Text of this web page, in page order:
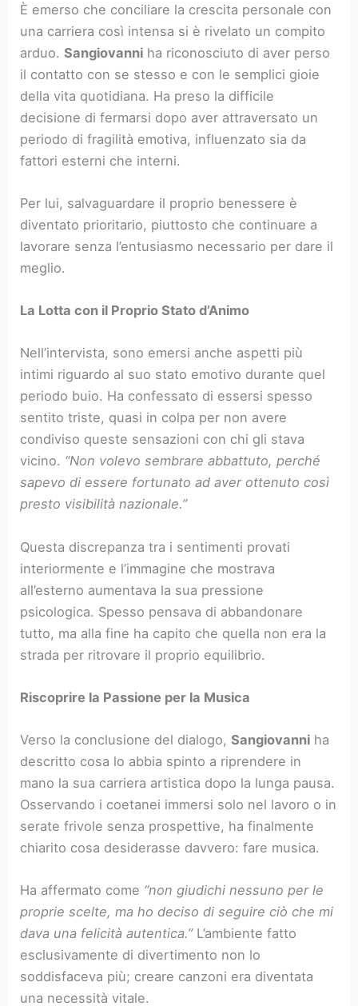
È emerso che conciliare la crescita personale con
una carriera così intensa si è rivelato un compito
arduo.Sangiovanni ha riconosciuto di aver perso
il contatto con se stesso e con le semplici gioie
della vita quotidiana. Ha preso la difficile
decisione di fermarsi dopo aver attraversato un
periodo di fragilità emotiva, influenzato sia da
fattori esterni che interni.
Per lui, salvaguardare il proprio benessere è
diventato prioritario, piuttosto che continuare a
lavorare senza l’entusiasmo necessario per dare il
meglio.
La Lotta con il Proprio Stato d’Animo
Nell’intervista, sono emersi anche aspetti più
intimi riguardo al suo stato emotivo durante quel
periodo buio. Ha confessato di essersi spesso
sentito triste, quasi in colpa per non avere
condiviso queste sensazioni con chi gli stava
vicino. “Non volevo sembrare abbattuto, perché
sapevo di essere fortunato ad aver ottenuto così
presto visibilità nazionale.”
Questa discrepanza tra i sentimenti provati
interiormente e l’immagine che mostrava
all’esterno aumentava la sua pressione
psicologica. Spesso pensava di abbandonare
tutto, ma alla fine ha capito che quella non era la
strada per ritrovare il proprio equilibrio.
Riscoprire la Passione per la Musica
Verso la conclusione del dialogo,Sangiovanni ha
descritto cosa lo abbia spinto a riprendere in
mano la sua carriera artistica dopo la lunga pausa.
Osservando i coetanei immersi solo nel lavoro o in
serate frivole senza prospettive, ha finalmente
chiarito cosa desiderasse davvero: fare musica.
Ha affermato come “non giudichi nessuno per le
proprie scelte, ma ho deciso di seguire ciò che mi
dava una felicità autentica.”L’ambiente fatto
esclusivamente di divertimento non lo
soddisfaceva più; creare canzoni era diventata
una necessità vitale.